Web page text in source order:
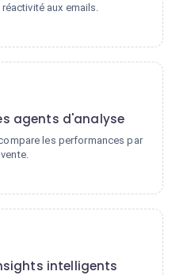
aux emails.
agents d'analyse
les performances par
intelligents